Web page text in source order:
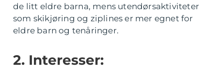
de litt eldre barna, mens utendørsaktiviteter
som skikjøring og ziplines er mer egnet for
eldre barn og tenåringer.
2. Interesser: